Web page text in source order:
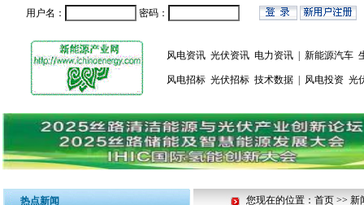
用户名： 密码：
风电资讯 光伏资讯 电力资讯 新能源汽车
风电招标 光伏招标 技术数据 风电投资 光
热点新闻 您现在的位置：首页 >> 新